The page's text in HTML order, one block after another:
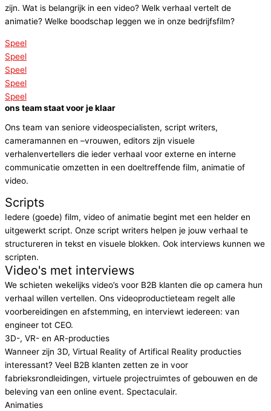
zijn. Wat is belangrijk in een video? Welk verhaal vertelt de
animatie? Welke boodschap leggen we in onze bedrijfsfilm?
Speel
Speel
Speel
Speel
Speel
ons team staat voor je klaar
Ons team van seniore videospecialisten, script writers,
cameramannen en –vrouwen, editors zijn visuele
verhalenvertellers die ieder verhaal voor externe en interne
communicatie omzetten in een doeltreffende film, animatie of
video.
Scripts
Iedere (goede) film, video of animatie begint met een helder en
uitgewerkt script. Onze script writers helpen je jouw verhaal te
structureren in tekst en visuele blokken. Ook interviews kunnen we
scripten.
Video's met interviews
We schieten wekelijks video’s voor B2B klanten die op camera hun
verhaal willen vertellen. Ons videoproductieteam regelt alle
voorbereidingen en afstemming, en interviewt iedereen: van
engineer tot CEO.
3D-, VR- en AR-producties
Wanneer zijn 3D, Virtual Reality of Artifical Reality producties
interessant? Veel B2B klanten zetten ze in voor
fabrieksrondleidingen, virtuele projectruimtes of gebouwen en de
beleving van een online event. Spectaculair.
Animaties